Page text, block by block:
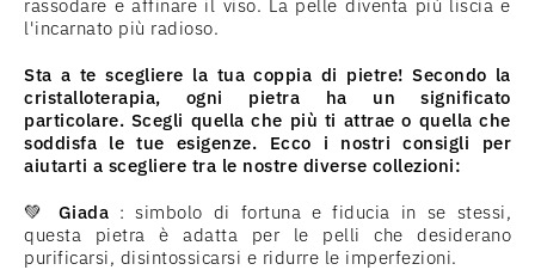
rassodare e affinare il viso. La pelle diventa più liscia e
l'incarnato più radioso.
Sta a te scegliere la tua coppia di pietre! Secondo la
cristalloterapia, ogni pietra ha un significato
particolare. Scegli quella che più ti attrae o quella che
soddisfa le tue esigenze. Ecco i nostri consigli per
aiutarti a scegliere tra le nostre diverse collezioni:
💚 Giada : simbolo di fortuna e fiducia in se stessi,
questa pietra è adatta per le pelli che desiderano
purificarsi, disintossicarsi e ridurre le imperfezioni.